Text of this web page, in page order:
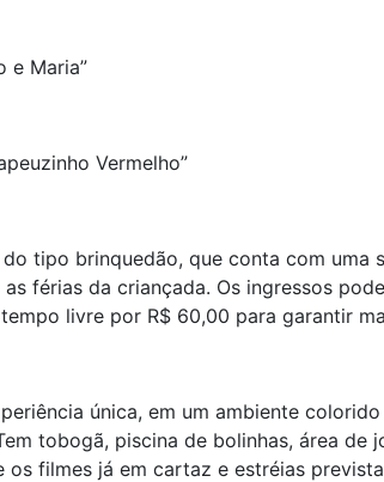
e Maria”
Vermelho”
tipo brinquedão, que conta com uma
férias da criançada. Os ingressos
livre por R$ 60,00 para garantir
única, em um ambiente
tobogã, piscina de bolinhas, área de
filmes já em cartaz e estréias